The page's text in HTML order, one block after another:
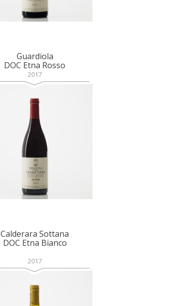
Guardiola
DOC Etna Rosso
2017
Calderara Sottana
DOC Etna Bianco
2017